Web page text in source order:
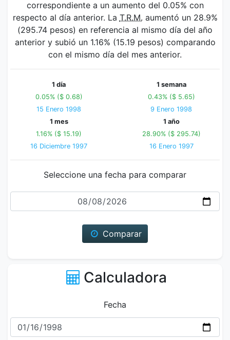
correspondiente a un aumento del 0.05% con
respecto al día anterior. La T.R.M. aumentó un 28.9%
(295.74 pesos) en referencia al mismo día del año
anterior y subió un 1.16% (15.19 pesos) comparando
con el mismo día del mes anterior.
1 día
0.05% ($ 0.68)
15 Enero 1998
1 semana
0.43% ($ 5.65)
9 Enero 1998
1 mes
1.16% ($ 15.19)
16 Diciembre 1997
1 año
28.90% ($ 295.74)
16 Enero 1997
Seleccione una fecha para comparar
Fecha
Comparar
Calculadora
Fecha